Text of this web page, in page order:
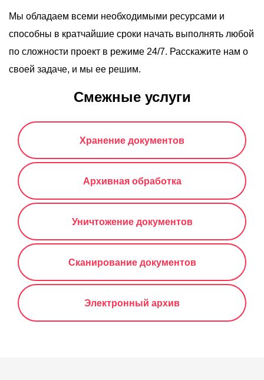
Мы обладаем всеми необходимыми ресурсами и
способны в кратчайшие сроки начать выполнять любой
по сложности проект в режиме 24/7. Расскажите нам о
своей задаче, и мы ее решим.
Смежные услуги
Хранение документов
Архивная обработка
Уничтожение документов
Сканирование документов
Электронный архив